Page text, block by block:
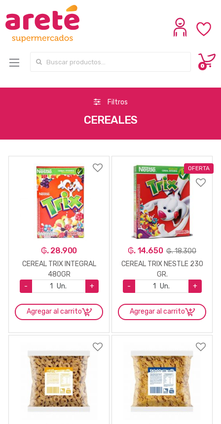
Search for:
0
Filtros
CEREALES
₲. 28.900
CEREAL TRIX INTEGRAL
480GR
-
Un. +
Agregar al carrito
OFERTA
₲. 14.650 ₲. 18.300
CEREAL TRIX NESTLE 230
GR.
-
Un. +
Agregar al carrito